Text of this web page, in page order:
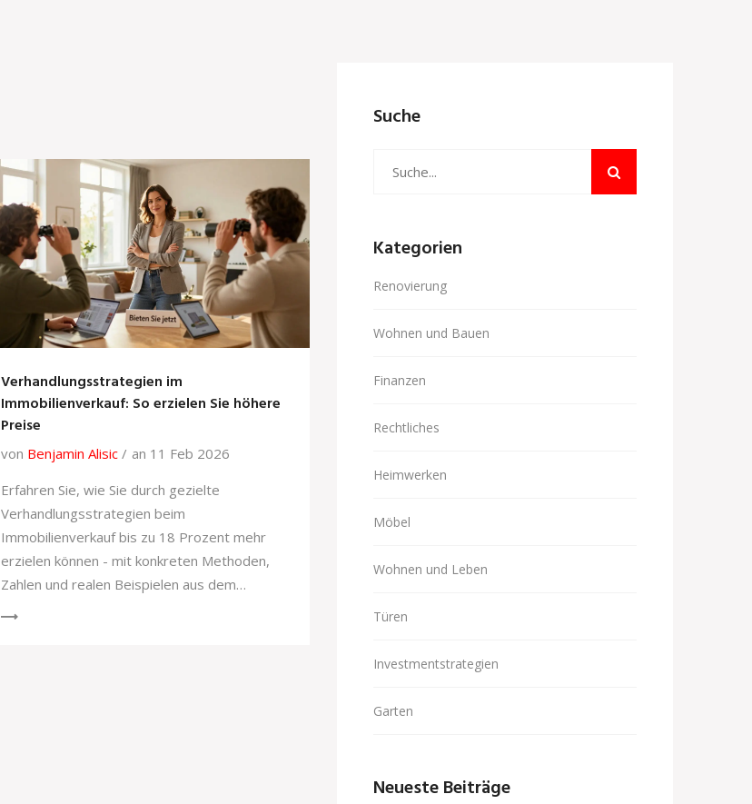
Verhandlungsstrategien im
Immobilienverkauf: So erzielen Sie höhere
Preise
von Benjamin Alisic
an 11 Feb 2026
Erfahren Sie, wie Sie durch gezielte
Verhandlungsstrategien beim
Immobilienverkauf bis zu 18 Prozent mehr
erzielen können - mit konkreten Methoden,
Zahlen und realen Beispielen aus dem
Suche
Kategorien
Renovierung
Wohnen und Bauen
Finanzen
Rechtliches
Heimwerken
Möbel
Wohnen und Leben
Türen
Investmentstrategien
Garten
Neueste Beiträge